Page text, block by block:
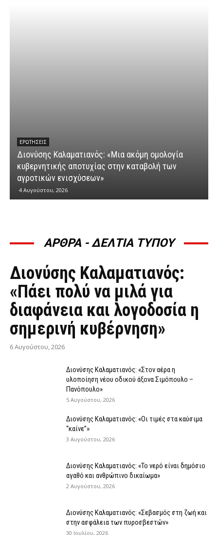
ΕΡΩΤΉΣΕΙΣ
Διονύσης Καλαματιανός: «Μια ακόμη ομολογία
κυβερνητικής αποτυχίας στην καταβολή των
αγροτικών ενισχύσεων»
4 Αυγούστου, 2026
ΑΡΘΡΑ - ΔΕΛΤΙΑ ΤΥΠΟΥ
ΆΡΘΡΑ - ΔΕΛΤΊΑ ΤΎΠΟΥ
Διονύσης Καλαματιανός:
«Πάει πολύ να μιλά για
διαφάνεια και λογοδοσία η
σημερινή κυβέρνηση»
6 Αυγούστου, 2026
Διονύσης Καλαματιανός: «Στον αέρα η
υλοποίηση νέου οδικού άξονα Σιμόπουλο –
Πανόπουλο»
5 Αυγούστου, 2026
Διονύσης Καλαματιανός: «Οι τιμές στα καύσιμα
“καίνε”»
3 Αυγούστου, 2026
Διονύσης Καλαματιανός: «Το νερό είναι δημόσιο
αγαθό και ανθρώπινο δικαίωμα»
2 Αυγούστου, 2026
Διονύσης Καλαματιανός: «Σεβασμός στη ζωή και
στην ασφάλεια των πυροσβεστών»
30 Ιουλίου, 2026